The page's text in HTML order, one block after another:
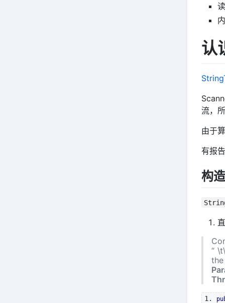
认
流，
由于
有报
构
“